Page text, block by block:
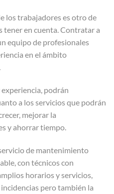
los trabajadores es otro de
tener en cuenta. Contratar a
equipo de profesionales
en el ámbito
podrán
a los servicios que podrán
mejorar la
y ahorrar tiempo.
de mantenimiento
con técnicos con
horarios y servicios,
pero también la